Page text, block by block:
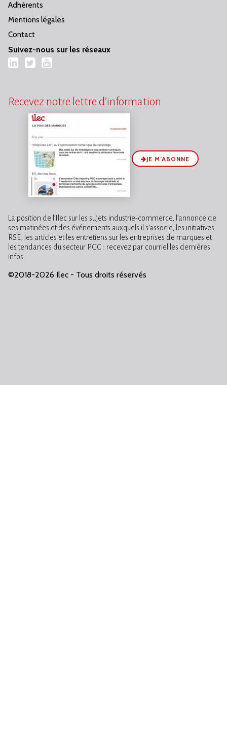
Adhérents
Mentions légales
Contact
Suivez-nous sur les réseaux
LinkedIn
TwitterYouTube
Recevez notre lettre d’information
JE M’ABONNE
La position de l’Ilec sur les sujets industrie-commerce, l’annonce de
ses matinées et des événements auxquels il s’associe, les initiatives
RSE, les articles et les entretiens sur les entreprises de marques et
les tendances du secteur PGC : recevez par courriel les dernières
infos.
©2018-2026 Ilec - Tous droits réservés